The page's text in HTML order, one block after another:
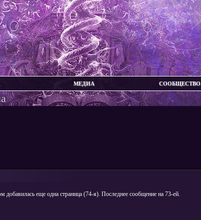
МЕДИА СООБЩЕСТВО
добавилась еще одна страница (74-я). Последнее сообщение на 73-ей.